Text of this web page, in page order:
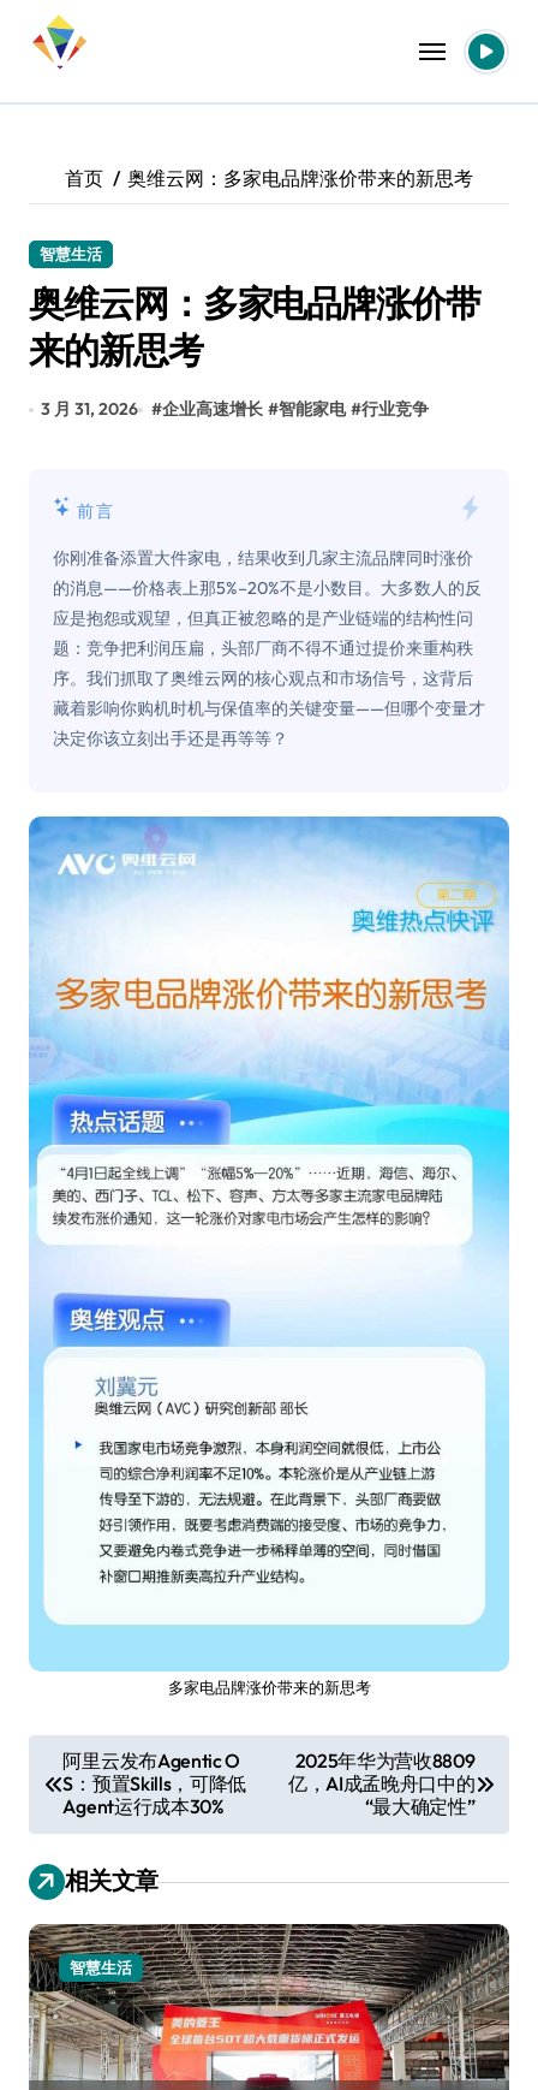
首页 奥维云网：多家电品牌涨价带来的新思考
智慧生活
奥维云网：多家电品牌涨价带
来的新思考
3 月 31, 2026 #企业高速增长 #智能家电 #行业竞争
前言
你刚准备添置大件家电，结果收到几家主流品牌同时涨价
的消息——价格表上那5%–20%不是小数目。大多数人的反
应是抱怨或观望，但真正被忽略的是产业链端的结构性问
题：竞争把利润压扁，头部厂商不得不通过提价来重构秩
序。我们抓取了奥维云网的核心观点和市场信号，这背后
藏着影响你购机时机与保值率的关键变量——但哪个变量才
决定你该立刻出手还是再等等？
多家电品牌涨价带来的新思考
章
导
航
阿里云发布Agentic O
S：预置Skills，可降低
Agent运行成本30%
2025年华为营收8809
亿，AI成孟晚舟口中的
“最大确定性”
相关文章
智慧生活